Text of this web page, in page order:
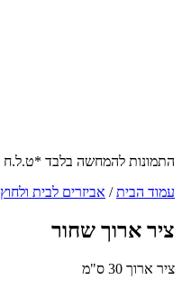
התמונות להמחשה בלבד *ט.ל.ח
עמוד הבית/ אביזרים לבית ולחוץ
ציר ארוך שחור
ציר ארוך 30 ס"מ